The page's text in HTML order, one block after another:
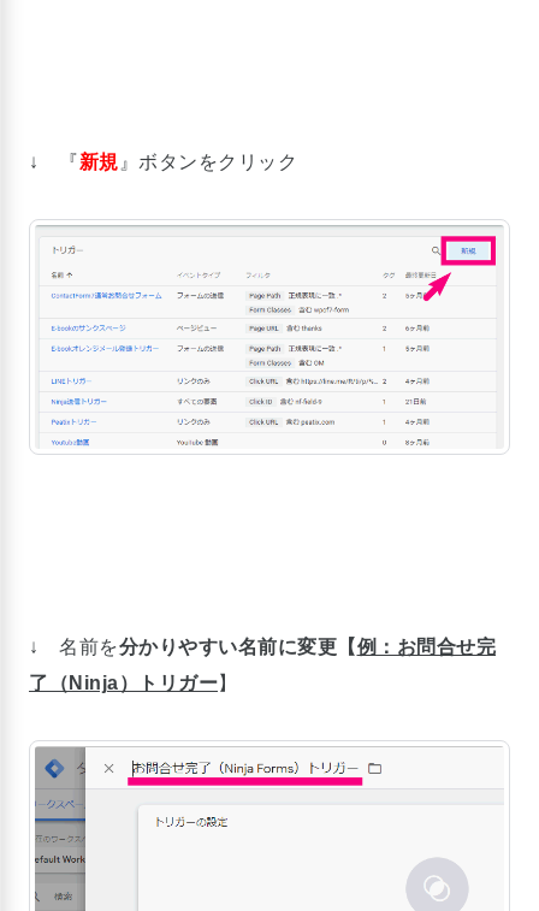
↓ 『新規 』ボタンをクリック
↓ 名前を分かりやすい名前に変更【例：お問合せ完
了（Ninja）トリガー】